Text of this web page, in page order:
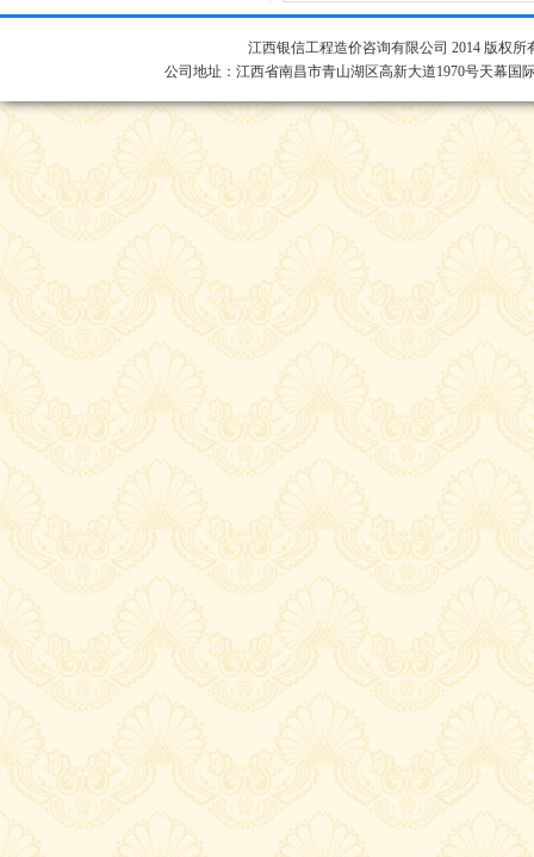
江西银信工程造价咨询有限公司 2014 版权所
公司地址：江西省南昌市青山湖区高新大道1970号天幕国